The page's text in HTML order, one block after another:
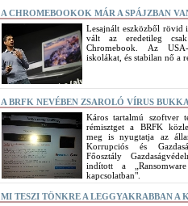
A CHROMEBOOKOK MÁR A SPÁJZBAN
Lesajnált eszközből rövid
vált az eredetileg
Chromebook. Az
iskolákat, és stabilan nő a
A BRFK NEVÉBEN ZSAROLÓ VÍRUS
Káros tartalmú szoftver
rémisztget a BRFK
meg is nyugtatja az
Korrupciós és
Főosztály
indított a
kapcsolatban".
MI TESZI TÖNKRE A LEGGYAKRABBAN A